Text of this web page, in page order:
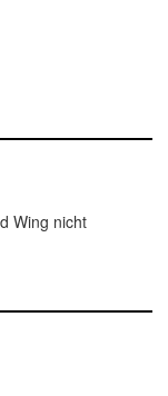
Wing nicht